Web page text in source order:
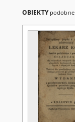
OBIEKTY podobne